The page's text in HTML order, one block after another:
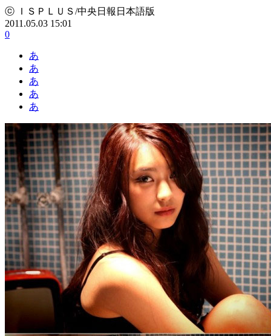
ⓒ ＩＳＰＬＵＳ/中央日報日本語版
2011.05.03 15:01
0
あ
あ
あ
あ
あ